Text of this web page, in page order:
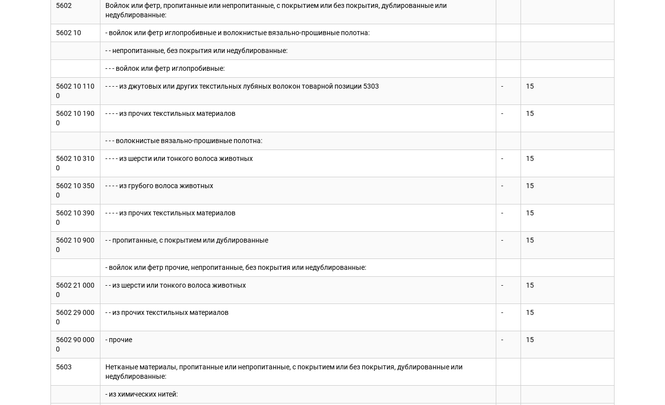
5602
Войлок или фетр, пропитанные или непропитанные, с покрытием или без покрытия, дублированные или
недублированные:
5602 10 - войлок или фетр иглопробивные и волокнистые вязально-прошивные полотна:
- - непропитанные, без покрытия или недублированные:
- - - войлок или фетр иглопробивные:
5602 10 110
0
- - - - из джутовых или других текстильных лубяных волокон товарной позиции 5303 - 15
5602 10 190
0
- - - - из прочих текстильных материалов - 15
- - - волокнистые вязально-прошивные полотна:
5602 10 310
0
- - - - из шерсти или тонкого волоса животных - 15
5602 10 350
0
- - - - из грубого волоса животных - 15
5602 10 390
0
- - - - из прочих текстильных материалов - 15
5602 10 900
0
- - пропитанные, с покрытием или дублированные - 15
- войлок или фетр прочие, непропитанные, без покрытия или недублированные:
5602 21 000
0
- - из шерсти или тонкого волоса животных - 15
5602 29 000
0
- - из прочих текстильных материалов - 15
5602 90 000
0
- прочие - 15
5603
Нетканые материалы, пропитанные или непропитанные, с покрытием или без покрытия, дублированные или
недублированные:
- из химических нитей: